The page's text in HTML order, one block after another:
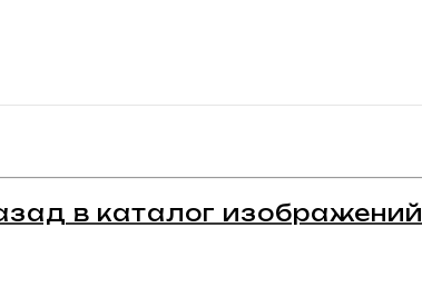
в каталог изображений